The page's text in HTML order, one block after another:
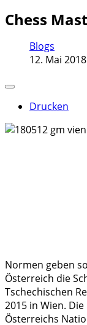
Chess
Blogs
12. Mai 2018
Drucken
Normen geben
Österreich die
Tschechischen
2015 in Wien.
Österreichs